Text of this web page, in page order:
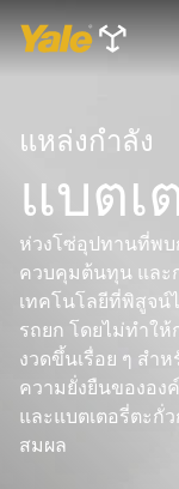
แหล่งกำลัง
แบตเ
ห่วงโซ่อุปทานที่พบ
ควบคุมต้นทุน และ
เทคโนโลยีที่พิสูจน์
รถยก โดยไม่ทำใ
งวดขึ้นเรื่อย ๆ สำ
ความยั่งยืนของอ
และแบตเตอรี่ตะกั่
สมผล